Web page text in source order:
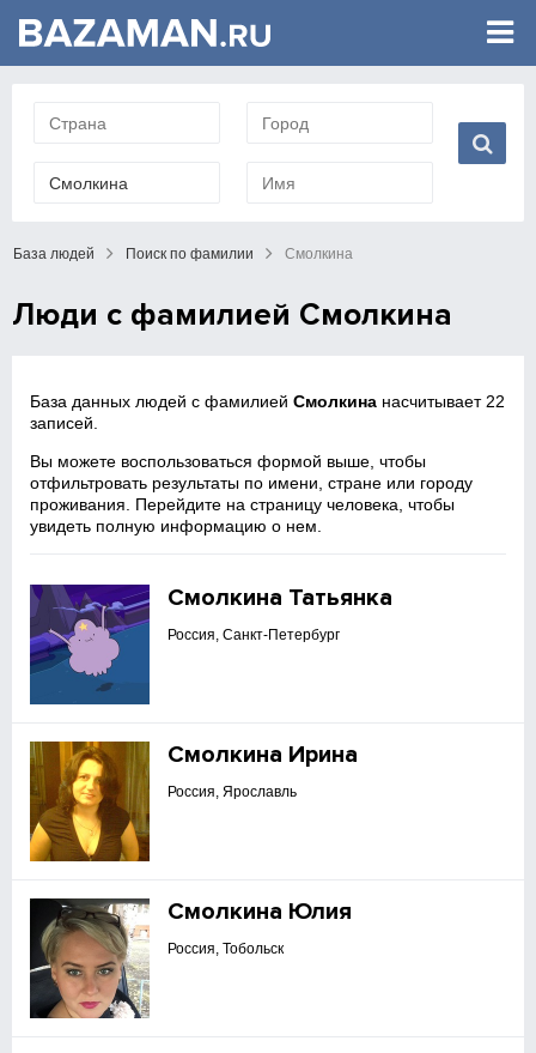
База людей Поиск по фамилии Смолкина
Люди с фамилией Смолкина
База данных людей с фамилиейСмолкина насчитывает 22
записей.
Вы можете воспользоваться формой выше, чтобы
отфильтровать результаты по имени, стране или городу
проживания. Перейдите на страницу человека, чтобы
увидеть полную информацию о нем.
Смолкина Татьянка
Россия, Санкт-Петербург
Смолкина Ирина
Россия, Ярославль
Смолкина Юлия
Россия, Тобольск